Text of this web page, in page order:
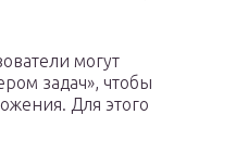
могут
задач», чтобы
Для этого